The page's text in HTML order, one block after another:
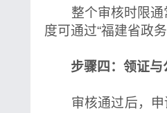
整个审核时限通
度可通过“福建省政
步骤四：领证与
审核通过后，申